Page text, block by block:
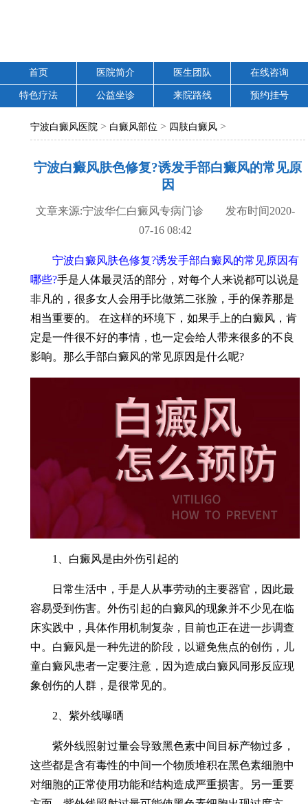
首页 医院简介 医生团队 在线咨询
特色疗法 公益坐诊 来院路线 预约挂号
宁波白癜风医院 > 白癜风部位 > 四肢白癜风 >
宁波白癜风肤色修复?诱发手部白癜风的常见原
因
文章来源:宁波华仁白癜风专病门诊 发布时间2020-
07-16 08:42
宁波白癜风肤色修复?诱发手部白癜风的常见原因有
哪些?手是人体最灵活的部分，对每个人来说都可以说是
非凡的，很多女人会用手比做第二张脸，手的保养那是
相当重要的。 在这样的环境下，如果手上的白癜风，肯
定是一件很不好的事情，也一定会给人带来很多的不良
影响。那么手部白癜风的常见原因是什么呢?
1、白癜风是由外伤引起的
日常生活中，手是人从事劳动的主要器官，因此最
容易受到伤害。外伤引起的白癜风的现象并不少见在临
床实践中，具体作用机制复杂，目前也正在进一步调查
中。白癜风是一种先进的阶段，以避免焦点的创伤，儿
童白癜风患者一定要注意，因为造成白癜风同形反应现
象创伤的人群，是很常见的。
2、紫外线曝晒
紫外线照射过量会导致黑色素中间目标产物过多，
这些都是含有毒性的中间一个物质堆积在黑色素细胞中
对细胞的正常使用功能和结构造成严重损害。另一重要